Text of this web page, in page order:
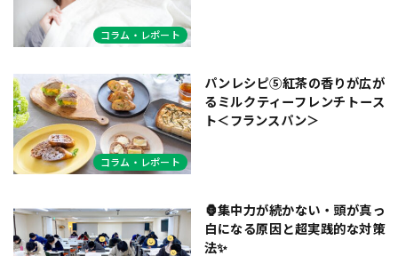
コラム・レポート
コラム・レポート
パンレシピ⑤紅茶の香りが広が
るミルクティーフレンチトース
ト＜フランスパン＞
🦍集中力が続かない・頭が真っ
白になる原因と超実践的な対策
法✨